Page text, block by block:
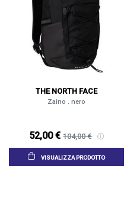
THE NORTH FACE
Zaino . nero
52,00 € 104,00 €
VISUALIZZA PRODOTTO